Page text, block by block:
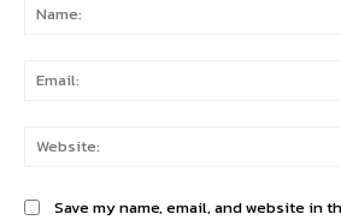
Save my name, email, and website in